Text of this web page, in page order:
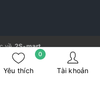
Yêu thích
0
Tài khoản
về2S-mart
Sapo